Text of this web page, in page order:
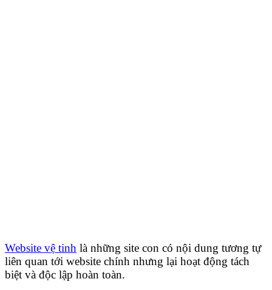
Website vệ tinh là những site con có nội dung tương tự
liên quan tới website chính nhưng lại hoạt động tách
biệt và độc lập hoàn toàn.